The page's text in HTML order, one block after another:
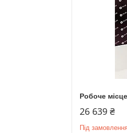
Робоче
26 639 ₴
Під